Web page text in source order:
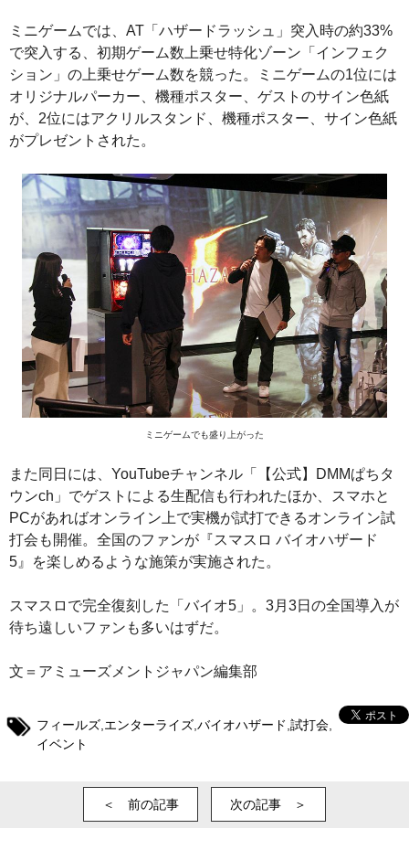
ミニゲームでは、AT「ハザードラッシュ」突入時の約33%
で突入する、初期ゲーム数上乗せ特化ゾーン「インフェク
ション」の上乗せゲーム数を競った。ミニゲームの1位には
オリジナルパーカー、機種ポスター、ゲストのサイン色紙
が、2位にはアクリルスタンド、機種ポスター、サイン色紙
がプレゼントされた。
ミニゲームでも盛り上がった
また同日には、YouTubeチャンネル「【公式】DMMぱちタ
ウンch」でゲストによる生配信も行われたほか、スマホと
PCがあればオンライン上で実機が試打できるオンライン試
打会も開催。全国のファンが『スマスロ バイオハザード
5』を楽しめるような施策が実施された。
スマスロで完全復刻した「バイオ5」。3月3日の全国導入が
待ち遠しいファンも多いはずだ。
文＝アミューズメントジャパン編集部
フィールズ エンターライズ バイオハザード 試打会
イベント
＜ 前の記事 次の記事 ＞